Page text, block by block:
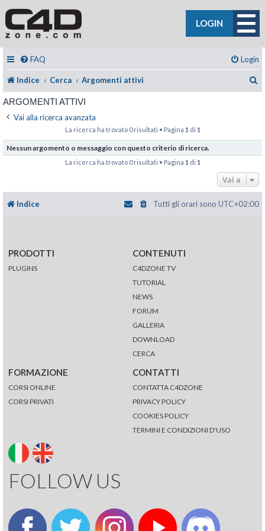
LOGIN
FAQ Login
Indice Cerca Argomenti attivi
ARGOMENTI ATTIVI
Vai alla ricerca avanzata
La ricerca ha trovato 0 risultati • Pagina 1 di 1
Nessun argomento o messaggio con questo criterio di ricerca.
La ricerca ha trovato 0 risultati • Pagina 1 di 1
Vai a
Indice Tutti gli orari sono UTC+02:00
PRODOTTI
PLUGINS
CONTENUTI
C4DZONE TV
TUTORIAL
NEWS
FORUM
GALLERIA
DOWNLOAD
CERCA
FORMAZIONE
CORSI ONLINE
CORSI PRIVATI
CONTATTI
CONTATTA C4DZONE
PRIVACY POLICY
COOKIES POLICY
TERMINI E CONDIZIONI D'USO
FOLLOW US